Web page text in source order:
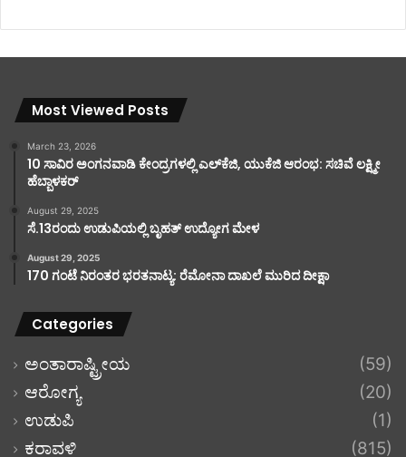
Most Viewed Posts
March 23, 2026
10 ಸಾವಿರ ಅಂಗನವಾಡಿ ಕೇಂದ್ರಗಳಲ್ಲಿ ಎಲ್‌ಕೆಜಿ, ಯುಕೆಜಿ ಆರಂಭ: ಸಚಿವೆ ಲಕ್ಷ್ಮೀ
ಹೆಬ್ಬಾಳಕರ್
August 29, 2025
ಸೆ.13ರಂದು ಉಡುಪಿಯಲ್ಲಿ ಬೃಹತ್ ಉದ್ಯೋಗ ಮೇಳ
August 29, 2025
170 ಗಂಟೆ ನಿರಂತರ ಭರತನಾಟ್ಯ: ರೆಮೋನಾ ದಾಖಲೆ ಮುರಿದ ದೀಕ್ಷಾ
Categories
ಅಂತಾರಾಷ್ಟ್ರೀಯ
(59)
ಆರೋಗ್ಯ
(20)
ಉಡುಪಿ
(1)
ಕರಾವಳಿ
(815)